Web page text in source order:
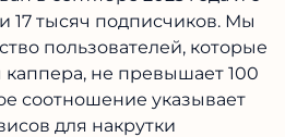
17 тысяч подписчиков. Мы
пользователей, которые
каппера, не превышает 100
соотношение указывает
для накрутки